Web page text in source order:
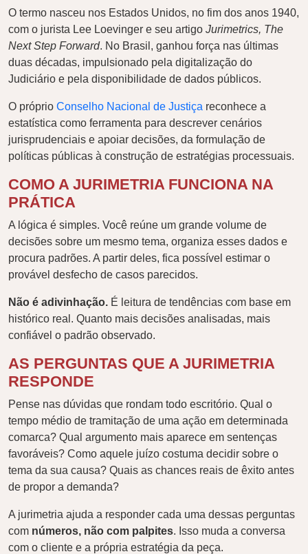
O termo nasceu nos Estados Unidos, no fim dos anos 1940,
com o jurista Lee Loevinger e seu artigo Jurimetrics, The
Next Step Forward. No Brasil, ganhou força nas últimas
duas décadas, impulsionado pela digitalização do
Judiciário e pela disponibilidade de dados públicos.
O próprio Conselho Nacional de Justiça reconhece a
estatística como ferramenta para descrever cenários
jurisprudenciais e apoiar decisões, da formulação de
políticas públicas à construção de estratégias processuais.
COMO A JURIMETRIA FUNCIONA NA
PRÁTICA
A lógica é simples. Você reúne um grande volume de
decisões sobre um mesmo tema, organiza esses dados e
procura padrões. A partir deles, fica possível estimar o
provável desfecho de casos parecidos.
Não é adivinhação. É leitura de tendências com base em
histórico real. Quanto mais decisões analisadas, mais
confiável o padrão observado.
AS PERGUNTAS QUE A JURIMETRIA
RESPONDE
Pense nas dúvidas que rondam todo escritório. Qual o
tempo médio de tramitação de uma ação em determinada
comarca? Qual argumento mais aparece em sentenças
favoráveis? Como aquele juízo costuma decidir sobre o
tema da sua causa? Quais as chances reais de êxito antes
de propor a demanda?
A jurimetria ajuda a responder cada uma dessas perguntas
com números, não com palpites. Isso muda a conversa
com o cliente e a própria estratégia da peça.